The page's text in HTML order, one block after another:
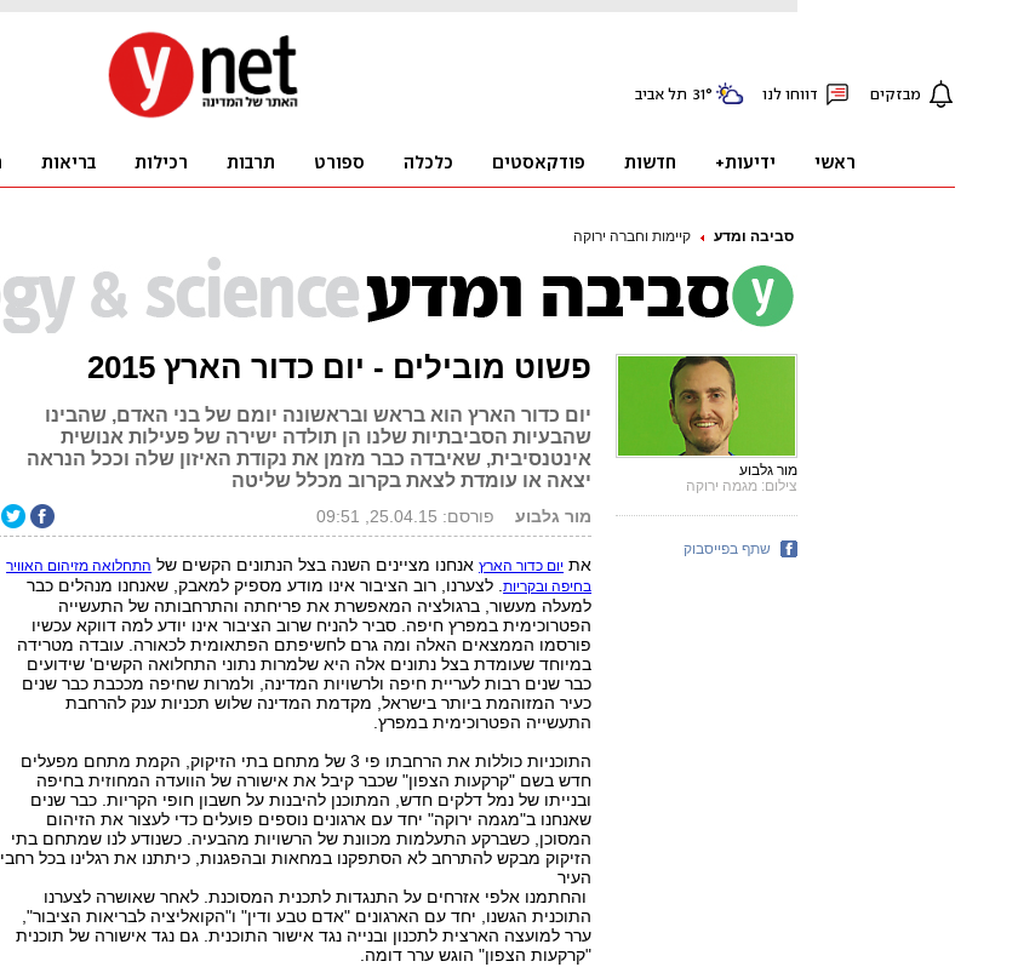
סביבה ומדע קיימות וחברה ירוקה
פשוט מובילים - יום כדור הארץ 2015
יום כדור הארץ הוא בראש ובראשונה יומם של בני האדם, שהבינו
שהבעיות הסביבתיות שלנו הן תולדה ישירה של פעילות אנושית
אינטנסיבית, שאיבדה כבר מזמן את נקודת האיזון שלה וככל הנראה
יצאה או עומדת לצאת בקרוב מכלל שליטה
מור גלבוע פורסם: 25.04.15, 09:51
את יום כדור הארץאנחנו מציינים השנה בצל הנתונים הקשים של התחלואה מזיהום האוויר
בחיפה ובקריות. לצערנו, רוב הציבור אינו מודע מספיק למאבק, שאנחנו מנהלים כבר
למעלה מעשור, ברגולציה המאפשרת את פריחתה והתרחבותה של התעשייה
הפטרוכימית במפרץ חיפה. סביר להניח שרוב הציבור אינו יודע למה דווקא עכשיו
פורסמו הממצאים האלה ומה גרם לחשיפתם הפתאומית לכאורה. עובדה מטרידה
במיוחד שעומדת בצל נתונים אלה היא שלמרות נתוני התחלואה הקשים' שידועים
כבר שנים רבות לעריית חיפה ולרשויות המדינה, ולמרות שחיפה מככבת כבר שנים
כעיר המזוהמת ביותר בישראל, מקדמת המדינה שלוש תכניות ענק להרחבת
התעשייה הפטרוכימית במפרץ.
התוכניות כוללות את הרחבתו פי 3 של מתחם בתי הזיקוק, הקמת מתחם מפעלים
חדש בשם "קרקעות הצפון" שכבר קיבל את אישורה של הוועדה המחוזית בחיפה
ובנייתו של נמל דלקים חדש, המתוכנן להיבנות על חשבון חופי הקריות. כבר שנים
שאנחנו ב"מגמה ירוקה" יחד עם ארגונים נוספים פועלים כדי לעצור את הזיהום
המסוכן, כשברקע התעלמות מכוונת של הרשויות מהבעיה. כשנודע לנו שמתחם בתי
הזיקוק מבקש להתרחב לא הסתפקנו במחאות ובהפגנות, כיתתנו את רגלינו בכל רחבי
העיר
והחתמנו אלפי אזרחים על התנגדות לתכנית המסוכנת. לאחר שאושרה לצערנו
התוכנית הגשנו, יחד עם הארגונים "אדם טבע ודין" ו"הקואליציה לבריאות הציבור",
ערר למועצה הארצית לתכנון ובנייה נגד אישור התוכנית. גם נגד אישורה של תוכנית
"קרקעות הצפון" הוגש ערר דומה.
מור גלבוע
צילום: מגמה ירוקה
שתף בפייסבוק